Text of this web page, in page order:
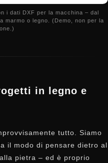
i dati DXF per la macchina – dal
marmo o legno. (Demo, non per la
in legno e
tutto. Siamo
il modo di pensare dietro al
pietra – ed è proprio